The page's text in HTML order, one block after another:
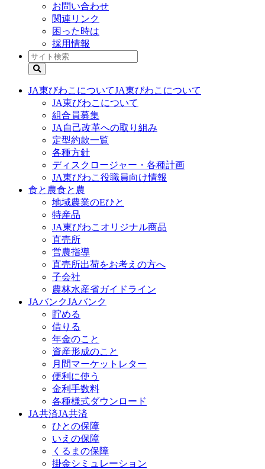
お問い合わせ
関連リンク
困った時は
採用情報
JA東びわこについてJA東びわこについて
JA東びわこについて
組合員募集
JA自己改革への取り組み
定型約款一覧
各種方針
ディスクロージャー・各種計画
JA東びわこ役職員向け情報
食と農食と農
地域農業のEひと
特産品
JA東びわこオリジナル商品
直売所
営農指導
直売所出荷をお考えの方へ
子会社
農林水産省ガイドライン
JAバンクJAバンク
貯める
借りる
年金のこと
資産形成のこと
月間マーケットレター
便利に使う
金利手数料
各種様式ダウンロード
JA共済JA共済
ひとの保障
いえの保障
くるまの保障
掛金シミュレーション